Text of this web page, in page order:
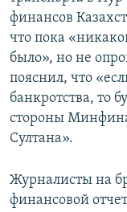
финансов
что пока
было», но не
пояснил, что
банкротства, то
стороны
Султана».
Журналисты на
финансовой